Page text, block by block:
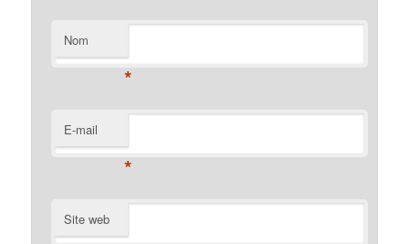
Nom
*
E-mail
*
Site web